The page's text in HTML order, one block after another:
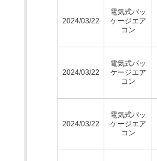
2024/03/22
電気式パッ
ケージエア
コン
2024/03/22
電気式パッ
ケージエア
コン
2024/03/22
電気式パッ
ケージエア
コン